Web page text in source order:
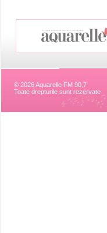
© 2026 Aquarelle FM 90,7
Toate drepturile sunt rezervate